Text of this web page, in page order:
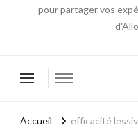
pour partager vos
Accueil efficacité